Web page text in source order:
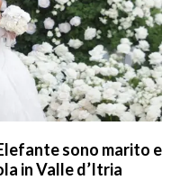
sono marito e
in Valle d’Itria